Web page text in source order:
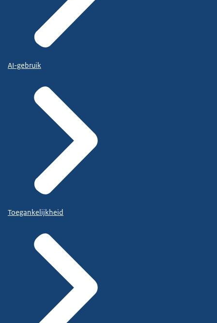
AI-gebruik
Toegankelijkheid